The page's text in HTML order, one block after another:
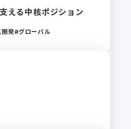
える中核ポジション
開発 グローバル